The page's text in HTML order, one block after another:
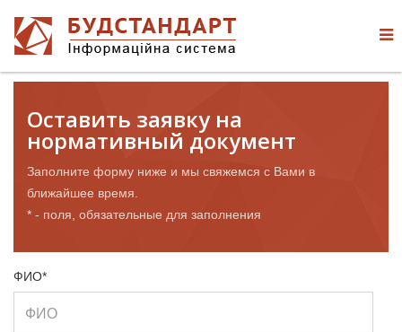
Оставить заявку на
нормативный документ
Заполните форму ниже и мы свяжемся с Вами в
ближайшее время.
* - поля, обязательные для заполнения
ФИО*